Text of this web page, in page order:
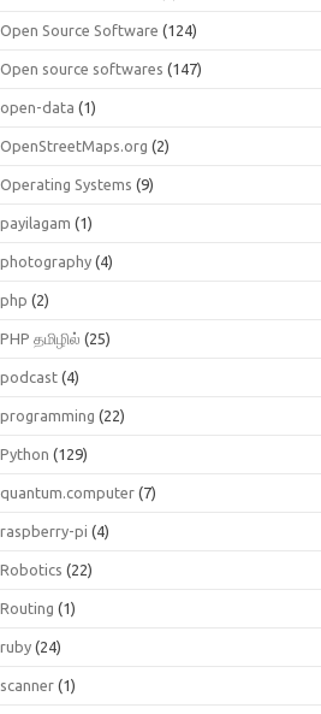
Open Source Software (124)
Open source softwares (147)
open-data (1)
OpenStreetMaps.org (2)
Operating Systems (9)
payilagam (1)
photography (4)
php (2)
PHP தமிழில் (25)
podcast (4)
programming (22)
Python (129)
quantum.computer (7)
raspberry-pi (4)
Robotics (22)
Routing (1)
ruby (24)
scanner (1)